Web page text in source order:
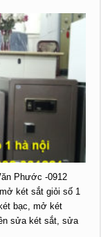
Phước -0912
két sắt giỏi số 1
bạc, mở két
sửa két sắt, sửa